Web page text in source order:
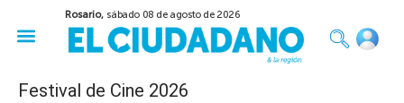
Rosario, sábado 08 de agosto de 2026
Festival de Cine 2026